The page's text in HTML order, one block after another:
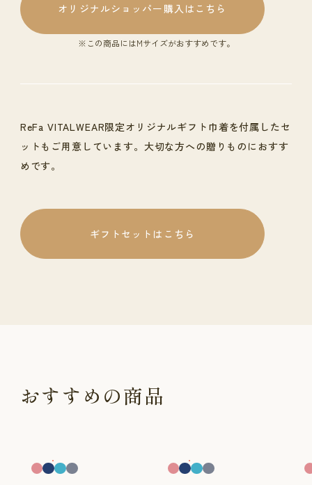
オリジナルショッパー購入はこちら
※この商品にはMサイズがおすすめです。
ReFa VITALWEAR限定オリジナルギフト巾着を付属したセ
ットもご用意しています。大切な方への贈りものにおすす
めです。
ギフトセットはこちら
おすすめの商品